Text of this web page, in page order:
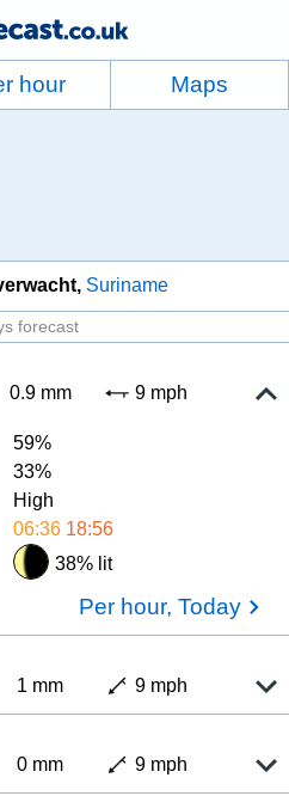
hour Maps
Suriname
forecast
0.9 mm 9 mph
59%
33%
High
06:36 18:56
38% lit
Per hour, Today
1 mm 9 mph
0 mm 9 mph